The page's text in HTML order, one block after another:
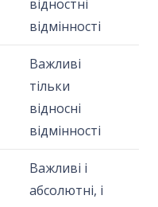
відностні
відмінності
Важливі
тільки
відносні
відмінності
Важливі і
абсолютні, і